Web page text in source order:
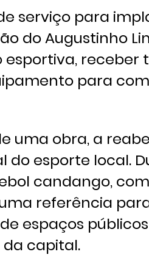
serviço para
do Augustinho
para
uma obra, a
esporte local.
candango,
referência
espaços
capital.